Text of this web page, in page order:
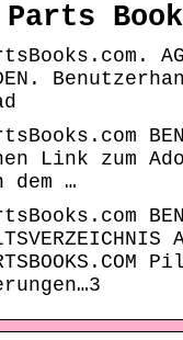
Parts
Link zum
dem …